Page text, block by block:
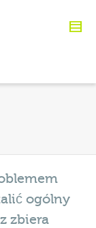
ogólny
zbiera